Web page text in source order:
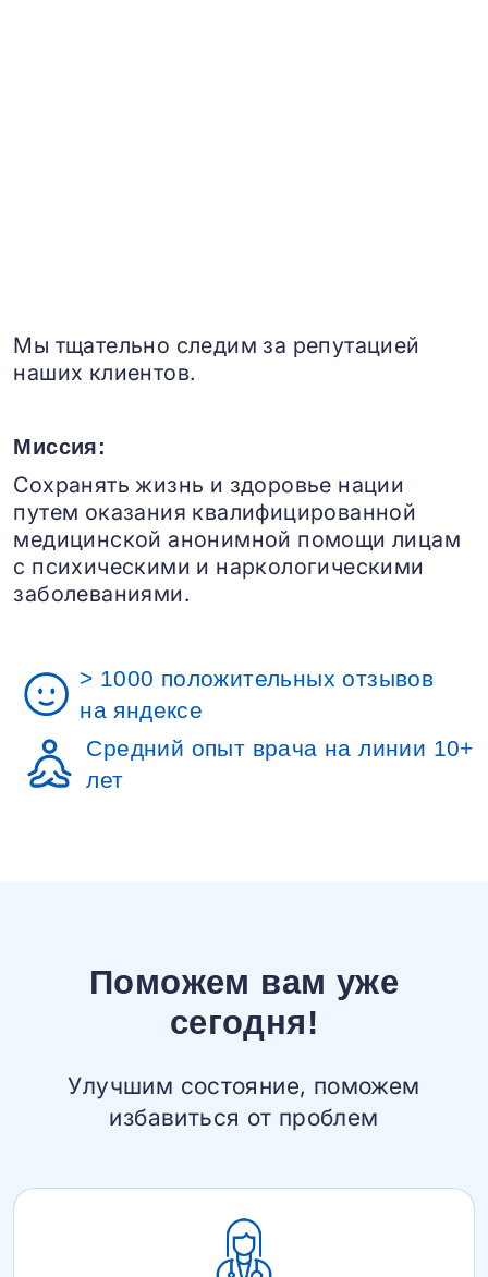
Мы тщательно следим за репутацией
наших клиентов.
Миссия:
Сохранять жизнь и здоровье нации
путем оказания квалифицированной
медицинской анонимной помощи лицам
с психическими и наркологическими
заболеваниями.
> 1000 положительных отзывов
на яндексе
Средний опыт врача на линии 10+
лет
Поможем вам уже
сегодня!
Улучшим состояние, поможем
избавиться от проблем